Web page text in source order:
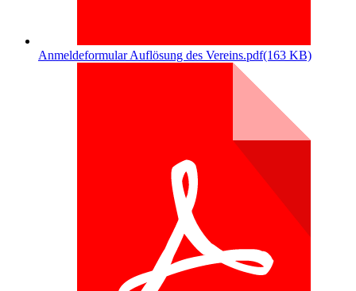
Anmeldeformular Auflösung des Vereins.pdf(163 KB)